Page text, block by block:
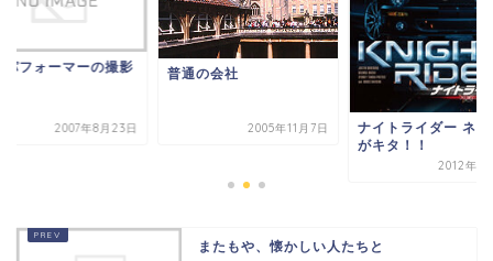
パフォーマーの撮影
2007年8月23日
普通の会社
2005年11月7日
ナイトライダー ネク
がキタ！！
2012年1
またもや、懐かしい人たちと